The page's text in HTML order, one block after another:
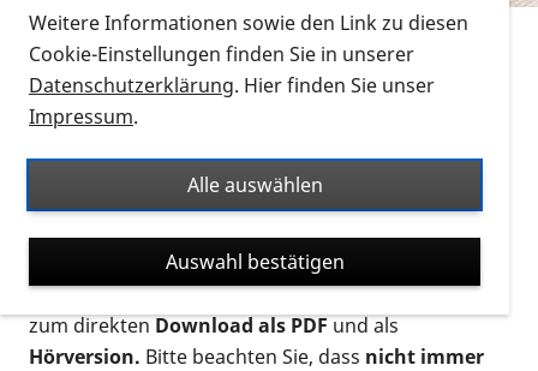
Thema Infomaterial auf der PRO RETINA-Website
für blinde und sehbehinderte Menschen an.
Auf dieser Seite finden Sie sämtliches Infomaterial
Ort. Nutzen Sie den Formatfilter, um ausschließlich
nach Flyern und Broschüren, Audios oder Videos zu
suchen. Die meisten Flyer und Broschüren werden in
verschiedenen Formaten angeboten: zur
postalischen Bestellung als gedruckte Variante
zum direktenDownload als PDFund als
Hörversion. Bitte beachten Sie, dass nicht immer
Weitere Informationen sowie den Link zu diesen
Cookie-Einstellungen finden Sie in unserer
Datenschutzerklärung. Hier finden Sie unser
Impressum.
Alle auswählen
Auswahl bestätigen